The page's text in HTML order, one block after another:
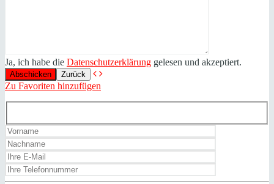
Ja, ich habe die Datenschutzerklärung gelesen und akzeptiert.
Zurück
Zu Favoriten hinzufügen